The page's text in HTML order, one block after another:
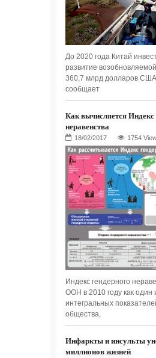
До 2020 года Китай
развитие
360,7 млрд долларов
сообщает
Как вычисляется Индекс
неравенства
1754
Индекс гендерного
ООН в 2010 году как один
интегральных
общества,
Инфаркты и инсульты
миллионов жизней